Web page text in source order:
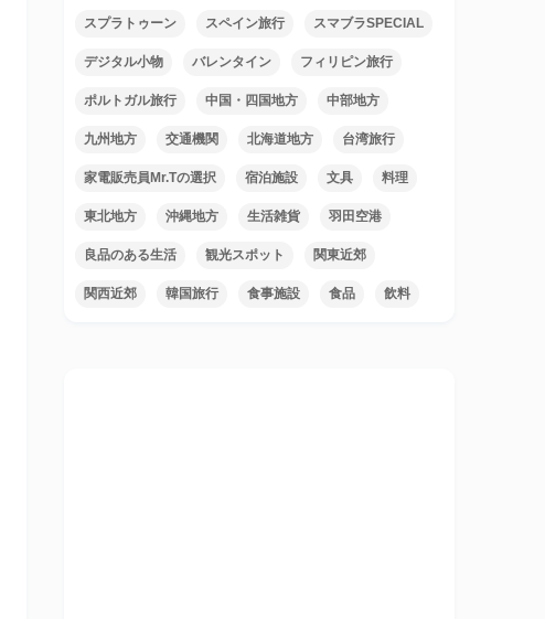
スプラトゥーン スペイン旅行 スマブラSPECIAL
デジタル小物 バレンタイン フィリピン旅行
ポルトガル旅行 中国・四国地方 中部地方
九州地方 交通機関 北海道地方 台湾旅行
家電販売員Mr.Tの選択 宿泊施設 文具 料理
東北地方 沖縄地方 生活雑貨 羽田空港
良品のある生活 観光スポット 関東近郊
関西近郊 韓国旅行 食事施設 食品 飲料